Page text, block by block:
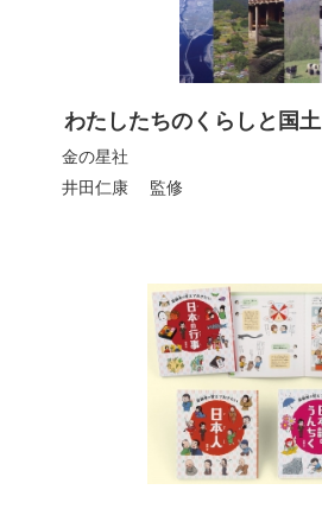
わたしたちのくらしと国土
金の星社
井田仁康
監修